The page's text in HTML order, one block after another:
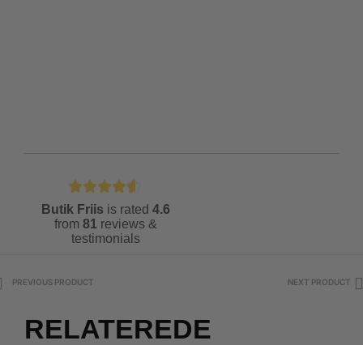
Butik Friis is rated 4.6
from 81 reviews &
testimonials
PREVIOUS PRODUCT NEXT PRODUCT
RELATEREDE